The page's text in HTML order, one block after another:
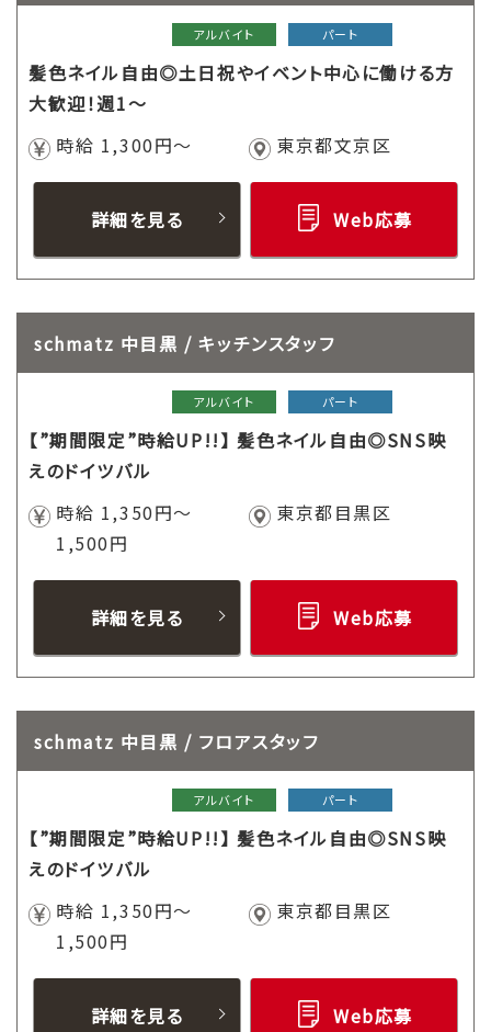
アルバイト パート
髪色ネイル自由◎土日祝やイベント中心に働ける方
大歓迎！週1～
時給 1,300円～
東京都文京区
詳細を見る Web応募
schmatz 中目黒 / キッチンスタッフ
アルバイト パート
【”期間限定”時給UP!!】 髪色ネイル自由◎SNS映
えのドイツバル
時給 1,350円～
1,500円
東京都目黒区
詳細を見る Web応募
schmatz 中目黒 / フロアスタッフ
アルバイト パート
【”期間限定”時給UP!!】 髪色ネイル自由◎SNS映
えのドイツバル
時給 1,350円～
1,500円
東京都目黒区
詳細を見る Web応募